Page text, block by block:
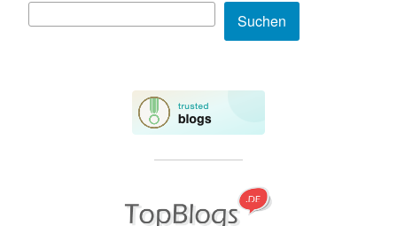
Suchen